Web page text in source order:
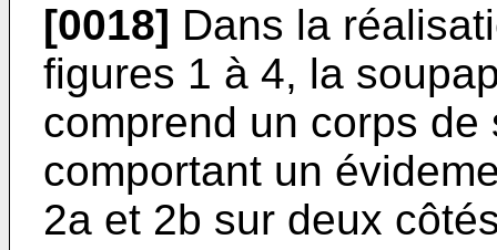
[0018] Dans la
figures 1 à 4, la
comprend un corps
comportant un
2a et 2b sur deux